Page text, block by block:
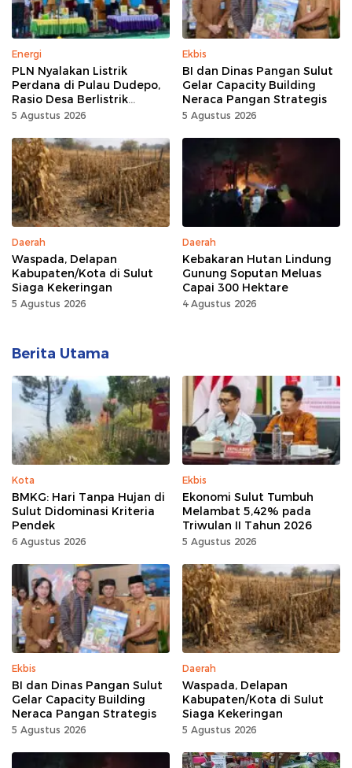
Energi
PLN Nyalakan Listrik
Perdana di Pulau Dudepo,
Rasio Desa Berlistrik
Provinsi Gorontalo Capai
5 Agustus 2026
Ekbis
BI dan Dinas Pangan Sulut
Gelar Capacity Building
Neraca Pangan Strategis
5 Agustus 2026
Daerah
Waspada, Delapan
Kabupaten/Kota di Sulut
Siaga Kekeringan
5 Agustus 2026
Daerah
Kebakaran Hutan Lindung
Gunung Soputan Meluas
Capai 300 Hektare
4 Agustus 2026
Berita Utama
Kota
BMKG: Hari Tanpa Hujan di
Sulut Didominasi Kriteria
Pendek
6 Agustus 2026
Ekbis
Ekonomi Sulut Tumbuh
Melambat 5,42% pada
Triwulan II Tahun 2026
5 Agustus 2026
Ekbis
BI dan Dinas Pangan Sulut
Gelar Capacity Building
Neraca Pangan Strategis
5 Agustus 2026
Daerah
Waspada, Delapan
Kabupaten/Kota di Sulut
Siaga Kekeringan
5 Agustus 2026